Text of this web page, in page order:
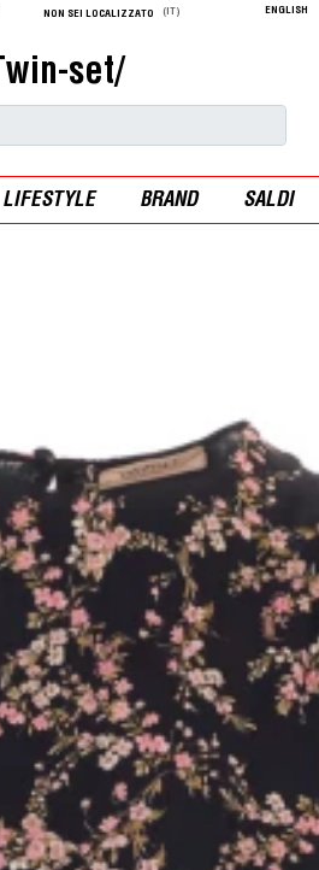
NON SEI LOCALIZZATO (IT) ENGLISH
set/
LIFESTYLE BRAND SALDI